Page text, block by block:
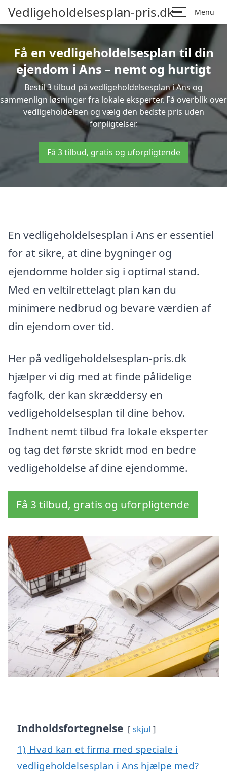
Vedligeholdelsesplan-pris.dk Menu
Få en vedligeholdelsesplan til din
ejendom i Ans – nemt og hurtigt
Bestil 3 tilbud på vedligeholdelsesplan i Ans og
sammenlign løsninger fra lokale eksperter. Få overblik over
vedligeholdelsen og vælg den bedste pris uden
forpligtelser.
Få 3 tilbud, gratis og uforpligtende
En vedligeholdelsesplan i Ans er essentiel
for at sikre, at dine bygninger og
ejendomme holder sig i optimal stand.
Med en veltilrettelagt plan kan du
minimere nedbrud og bevare værdien af
din ejendom over tid.
Her på vedligeholdelsesplan-pris.dk
hjælper vi dig med at finde pålidelige
fagfolk, der kan skræddersy en
vedligeholdelsesplan til dine behov.
Indhent nemt tilbud fra lokale eksperter
og tag det første skridt mod en bedre
vedligeholdelse af dine ejendomme.
Få 3 tilbud, gratis og uforpligtende
Indholdsfortegnelse skjul
1) Hvad kan et firma med speciale i
vedligeholdelsesplan i Ans hjælpe med?